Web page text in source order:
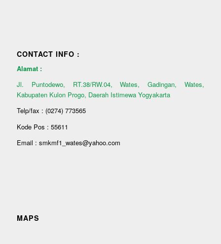
CONTACT INFO :
Alamat :
Jl. Puntodewo, RT.38/RW.04, Wates, Gadingan, Wates,
Kabupaten Kulon Progo, Daerah Istimewa Yogyakarta
Telp/fax : (0274) 773565
Kode Pos : 55611
Email : smkmf1_wates@yahoo.com
MAPS